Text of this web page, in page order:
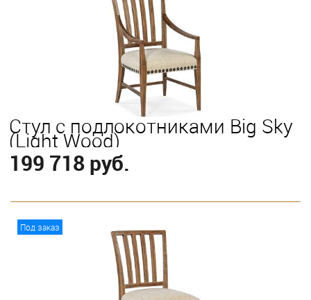
Стул с подлокотниками Big Sky
(Light Wood)
199 718 руб.
В корзину
Под заказ